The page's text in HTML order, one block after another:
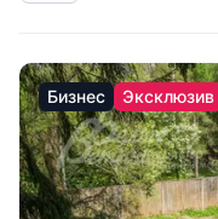
Бизнес Эксклюзив